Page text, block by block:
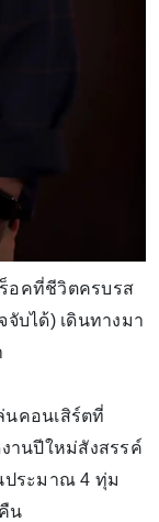
อคที่ชีวิตครบรส
บได้) เดินทางมา
นคอนเสิร์ตที่
านปีใหม่สังสรรค์
ประมาณ 4 ทุ่ม
น